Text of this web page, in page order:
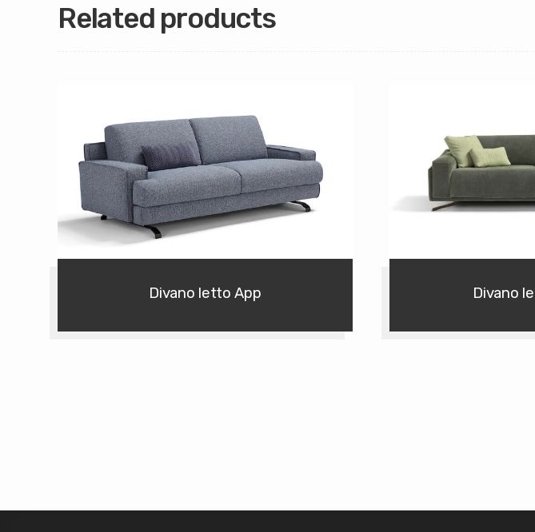
Related products
Divano letto App Divano